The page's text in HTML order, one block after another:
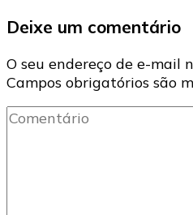
Deixe um comentário
O seu endereço de e-mail
Campos obrigatórios são
Comentário